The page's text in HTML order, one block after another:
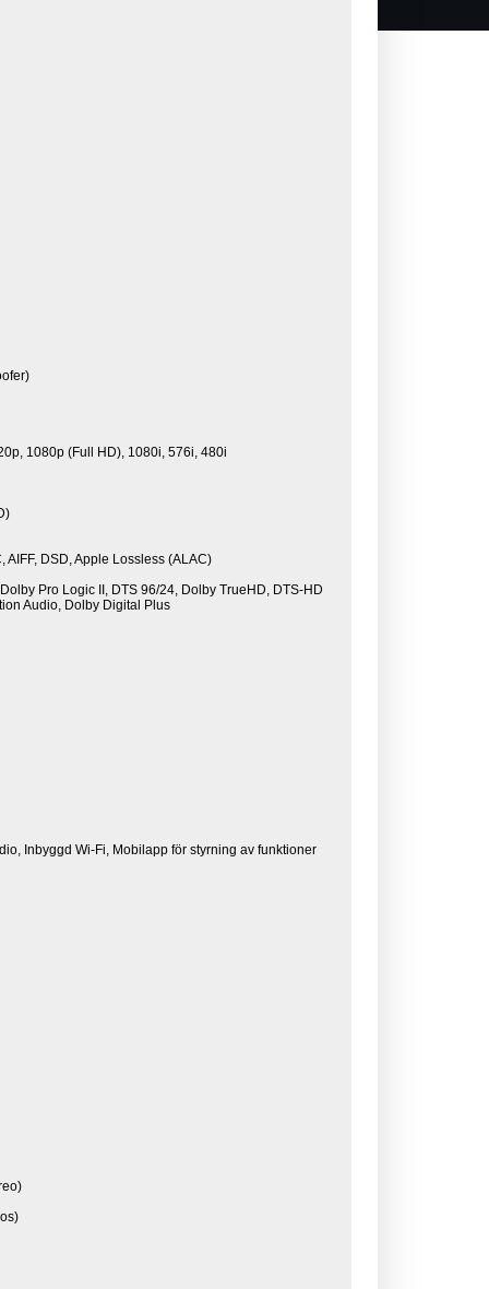
1080p (Full HD), 1080i, 576i, 480i
AIFF, DSD, Apple Lossless (ALAC)
Pro Logic II, DTS 96/24, Dolby TrueHD, DTS-HD
Audio, Dolby Digital Plus
Inbyggd Wi-Fi, Mobilapp för styrning av funktioner